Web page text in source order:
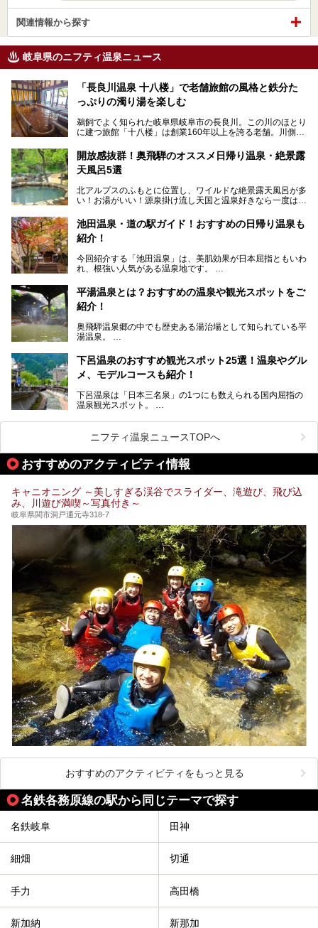
関連情報から探す
岐阜県のニフティ温泉ニュース
「長良川温泉 十八楼」で老舗旅館の風格と鉄分た
っぷりの濁り湯を楽しむ
鵜飼でよく知られた岐阜県岐阜市の長良川。この川のほとり
に建つ旅館「十八楼」は創業160年以上を誇る老舗。川側の
濁り湯で、地産地消にこだわった食事も定評があります。
そして大浴場は日帰り入浴もできるんですよ。泊まりでも日
岐阜の手仕事に触れる旅とともに楽しんでみてはいかがでし
ょう！
───
提供元：岐阜県【PR】
この記事は岐阜県のPR記事です。
開放感抜群！奥飛騨のオススメ日帰り温泉・絶景露
天風呂5選
北アルプスのふもとに位置し、ワイルドな絶景露天風呂が多
い！お湯がいい！源泉掛け流し天国と温泉好きなら一度は行
「平湯温泉」「福地温泉」「新平湯温泉」「栃尾温泉」「新
穂高温泉」と5つの温泉地を総称して奥飛騨温泉郷と呼びま
風呂を5ヶ所ご紹介したいと思います。いずれも素晴らしい
温泉ですよ！
池田温泉・道の駅ガイド！おすすめの日帰り温泉も
紹介！
今回紹介する「池田温泉」は、美肌効果が日本屈指ともいわ
れ、根強い人気がある温泉地です。
温泉旅として利用することができます。
池田温泉には道の駅があるなど、温泉、観光、買い物と、さ
そんな池田温泉の魅力を詳しく紹介していきます！
平湯温泉とは？おすすめの温泉や観光スポットをご
紹介！
奥飛騨温泉郷の中でも歴史ある湯治場として知られている平
湯温泉。
らの利用客も増え、ますます賑わいを見せています。そこで
今回は、平湯温泉の観光スポットとおすすめの温泉施設を紹
介します。気になる温泉をぜひチェックしてみてください。
下呂温泉のおすすめ観光スポット25選！温泉やグル
メ、モデルコースも紹介！
下呂温泉は「日本三名泉」の1つにも数えられる国内屈指の
温泉観光スポット。
のグルメを楽しんだり、周辺にある名所にも足を伸ばしたり
したいもの。
本記事では、下呂温泉エリアにあるおすすめの観光スポット
をご紹介するとともに散策する際のモデルコースもご提案。
下呂温泉観光をたっぷりとガイドします！
ニフティ温泉ニュースTOPへ
おすすめのアクティビティ情報
キャニオニング ～美しすぎる渓谷でスライダー、滝遊び、飛び込
み、川遊び満喫～写真付き～
岐阜県関市洞戸通元寺318-7
おすすめのアクティビティをもっと見る
名鉄各務原線の駅から同じテーマで探す
名鉄岐阜 田神
細畑 切通
手力 高田橋
新加納 新那加